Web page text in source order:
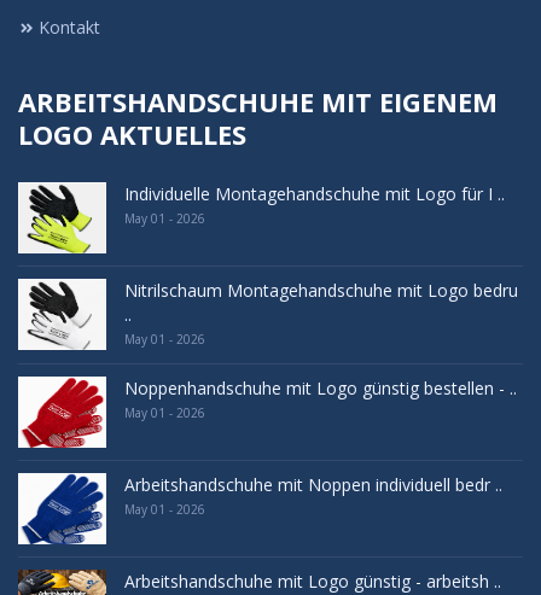
Kontakt
ARBEITSHANDSCHUHE MIT EIGENEM
LOGO AKTUELLES
Individuelle Montagehandschuhe mit Logo für I ..
May 01 - 2026
Nitrilschaum Montagehandschuhe mit Logo bedru
..
May 01 - 2026
Noppenhandschuhe mit Logo günstig bestellen - ..
May 01 - 2026
Arbeitshandschuhe mit Noppen individuell bedr ..
May 01 - 2026
Arbeitshandschuhe mit Logo günstig - arbeitsh ..